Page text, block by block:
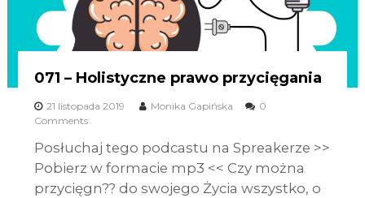
071 – Holistyczne prawo przycięgania
21 listopada 2019 Monika Gapińska
0
Comments
Posłuchaj tego podcastu na Spreakerze >>
Pobierz w formacie mp3 << Czy można
przycięgn?? do swojego Życia wszystko, o